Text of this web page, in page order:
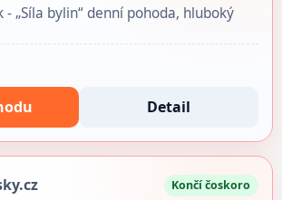
- „Síla bylin“ denní pohoda, hluboký
Detail
Končí čoskoro